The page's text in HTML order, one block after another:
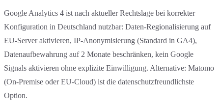
Google Analytics 4 ist nach aktueller Rechtslage bei korrekter
Konfiguration in Deutschland nutzbar: Daten-Regionalisierung auf
EU-Server aktivieren, IP-Anonymisierung (Standard in GA4),
Datenaufbewahrung auf 2 Monate beschränken, kein Google
Signals aktivieren ohne explizite Einwilligung. Alternative: Matomo
(On-Premise oder EU-Cloud) ist die datenschutzfreundlichste
Option.